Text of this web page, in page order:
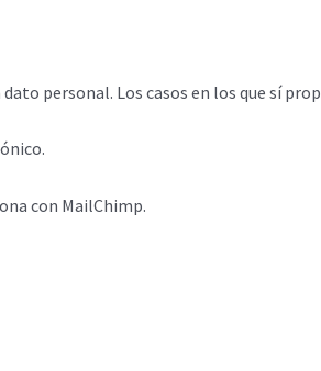
personal. Los casos en los que sí
con MailChimp.